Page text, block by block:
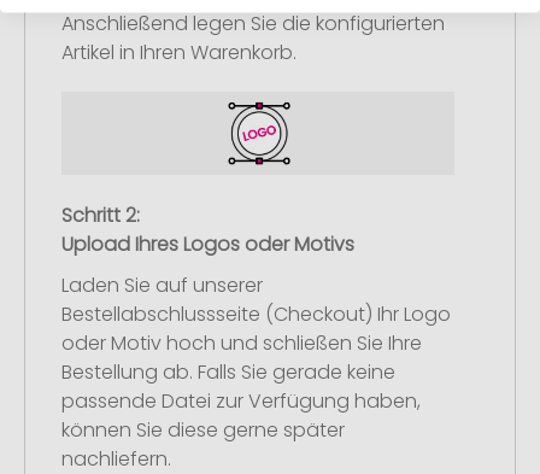
Anschließend legen Sie die konfigurierten
Artikel in Ihren Warenkorb.
Schritt 2:
Upload Ihres Logos oder Motivs
Laden Sie auf unserer
Bestellabschlussseite (Checkout) Ihr Logo
oder Motiv hoch und schließen Sie Ihre
Bestellung ab. Falls Sie gerade keine
passende Datei zur Verfügung haben,
können Sie diese gerne später
nachliefern.